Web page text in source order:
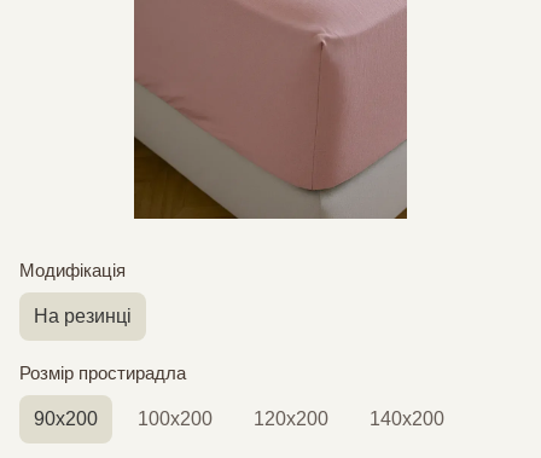
Модифікація
На резинці
Розмір простирадла
90х200 100х200 120х200 140х200